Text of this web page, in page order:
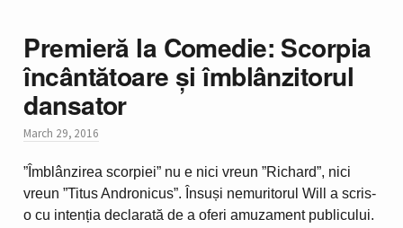
Premieră la Comedie: Scorpia
încântătoare și îmblânzitorul
dansator
March 29, 2016
”Îmblânzirea scorpiei” nu e nici vreun ”Richard”, nici
vreun ”Titus Andronicus”. Însuși nemuritorul Will a scris-
o cu intenția declarată de a oferi amuzament publicului.